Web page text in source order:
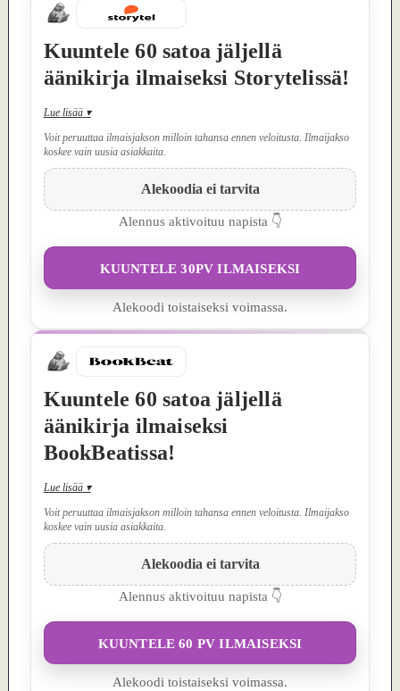
Kuuntele 60 satoa jäljellä
äänikirja ilmaiseksi Storytelissä!
Lue lisää ▾
Voit peruuttaa ilmaisjakson milloin tahansa ennen veloitusta. Ilmaijakso
koskee vain uusia asiakkaita.
Alekoodia ei tarvita
Alennus aktivoituu napista 👇
KUUNTELE 30PV ILMAISEKSI
Alekoodi toistaiseksi voimassa.
Kuuntele 60 satoa jäljellä
äänikirja ilmaiseksi
BookBeatissa!
Lue lisää ▾
Voit peruuttaa ilmaisjakson milloin tahansa ennen veloitusta. Ilmaijakso
koskee vain uusia asiakkaita.
Alekoodia ei tarvita
Alennus aktivoituu napista 👇
KUUNTELE 60 PV ILMAISEKSI
Alekoodi toistaiseksi voimassa.